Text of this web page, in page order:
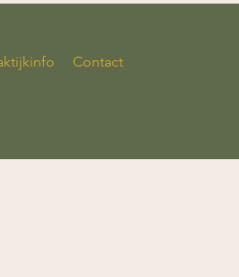
Contact